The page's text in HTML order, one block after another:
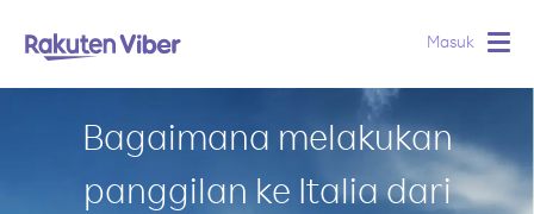
Masuk
Bagaimana melakukan
panggilan ke Italia dari